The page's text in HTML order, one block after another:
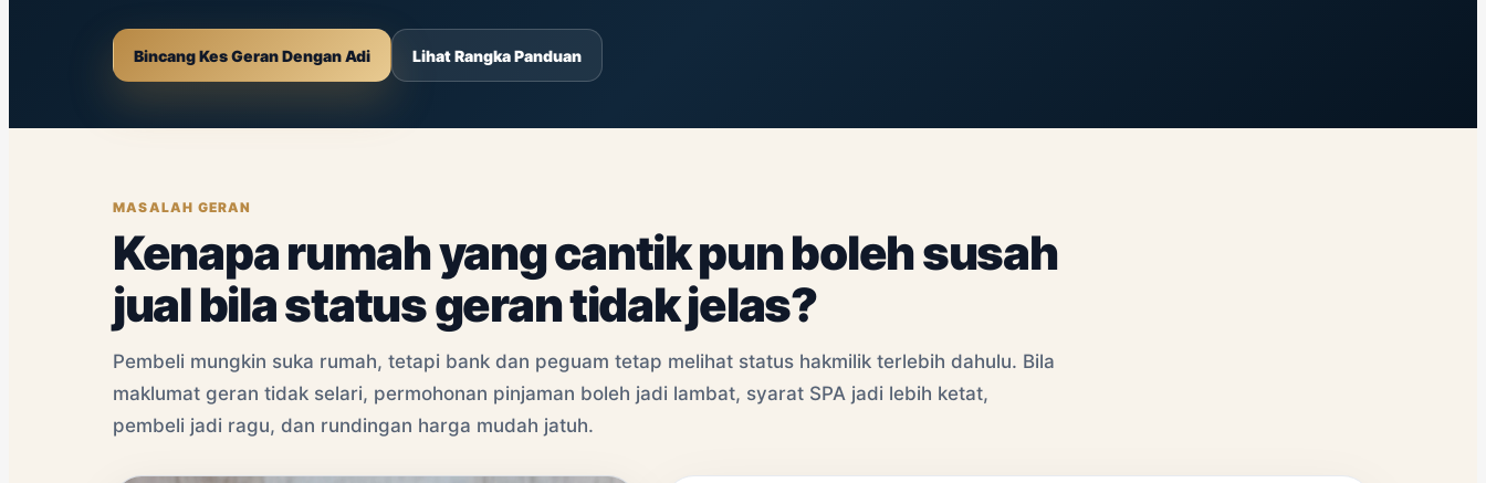
Bincang Kes Geran Dengan Adi Lihat Rangka Panduan
MASALAH GERAN
Kenapa rumah yang cantik pun boleh susah
jual bila status geran tidak jelas?
Pembeli mungkin suka rumah, tetapi bank dan peguam tetap melihat status hakmilik terlebih dahulu. Bila
maklumat geran tidak selari, permohonan pinjaman boleh jadi lambat, syarat SPA jadi lebih ketat,
pembeli jadi ragu, dan rundingan harga mudah jatuh.